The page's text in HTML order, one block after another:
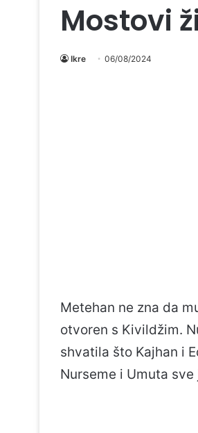
Mostovi
Ikre 06/08/2024
Metehan ne zna da
otvoren s Kivildžim.
shvatila što Kajhan i
Nurseme i Umuta sve